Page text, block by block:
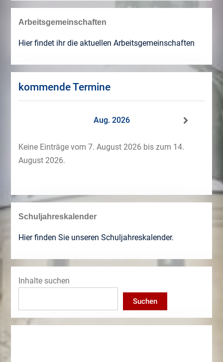
Arbeitsgemeinschaften
Hier findet ihr die aktuellen Arbeitsgemeinschaften
kommende Termine
Aug. 2026
Keine Einträge vom 7. August 2026 bis zum 14.
August 2026.
Schuljahreskalender
Hier finden Sie unseren Schuljahreskalender.
Inhalte suchen
Suchen